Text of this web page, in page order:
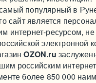
популярный в
сайт является
интернет-ресурсом,
электронной
OZON.ru
российским
более 850 000